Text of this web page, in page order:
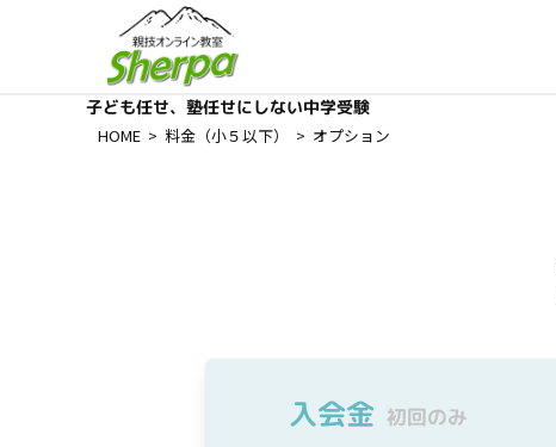
子ども任せ、塾任せにしない中学受験
HOME > 料金（小５以下） > オプション
入会金 初回のみ